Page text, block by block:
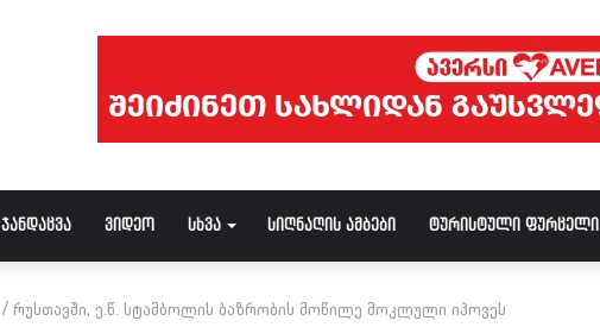
ჯანდაცვა ვიდეო სხვა სიღნაღის ამბები ტურისტული ფურცელი
/ რუსთავში, ე.წ. სტამბოლის ბაზრობის მოწილე მოკლული იპოვეს